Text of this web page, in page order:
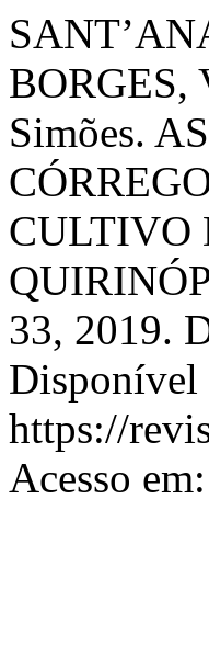
BORGES,
Simões.
CULTIVO
33, 2019.
Disponível
https://
Acesso